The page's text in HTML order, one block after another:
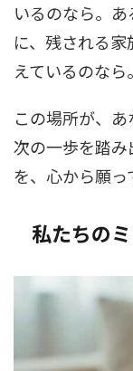
いるのなら。
に、残される
えているのなら。
この場所が、あ
次の一歩を踏
を、心から願っ
私たちの